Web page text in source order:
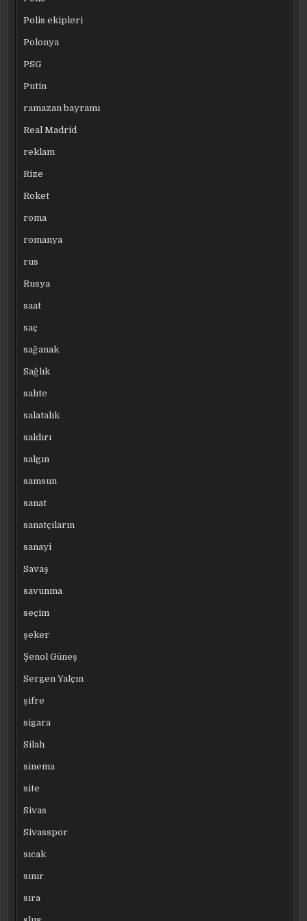
Polis ekipleri
Polonya
PSG
Putin
ramazan bayramı
Real Madrid
reklam
Rize
Roket
roma
romanya
rus
Rusya
saat
saç
sağanak
Sağlık
sahte
salatalık
saldırı
salgın
samsun
sanat
sanatçıların
sanayi
Savaş
savunma
seçim
şeker
Şenol Güneş
Sergen Yalçın
şifre
sigara
Silah
sinema
site
Sivas
Sivasspor
sıcak
sınır
sıra